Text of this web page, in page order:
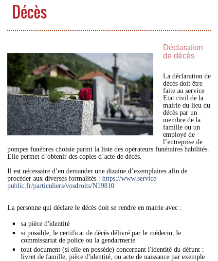
Décès
Déclaration
de décès
La déclaration de
décès doit être
faite au service
Etat civil de la
mairie du lieu du
décès par un
membre de la
famille ou un
employé de
l’entreprise de
pompes funèbres choisie parmi la liste des opérateurs funéraires habilités.
Elle permet d’obtenir des copies d’acte de décès.
Il est nécessaire d’en demander une dizaine d’exemplaires afin de
procéder aux diverses formalités : https://www.service-
public.fr/particuliers/vosdroits/N19810
La personne qui déclare le décès doit se rendre en mairie avec :
sa pièce d'identité
si possible, le certificat de décès délivré par le médecin, le
commissariat de police ou la gendarmerie
tout document (si elle en possède) concernant l'identité du défunt :
livret de famille, pièce d'identité, ou acte de naissance par exemple